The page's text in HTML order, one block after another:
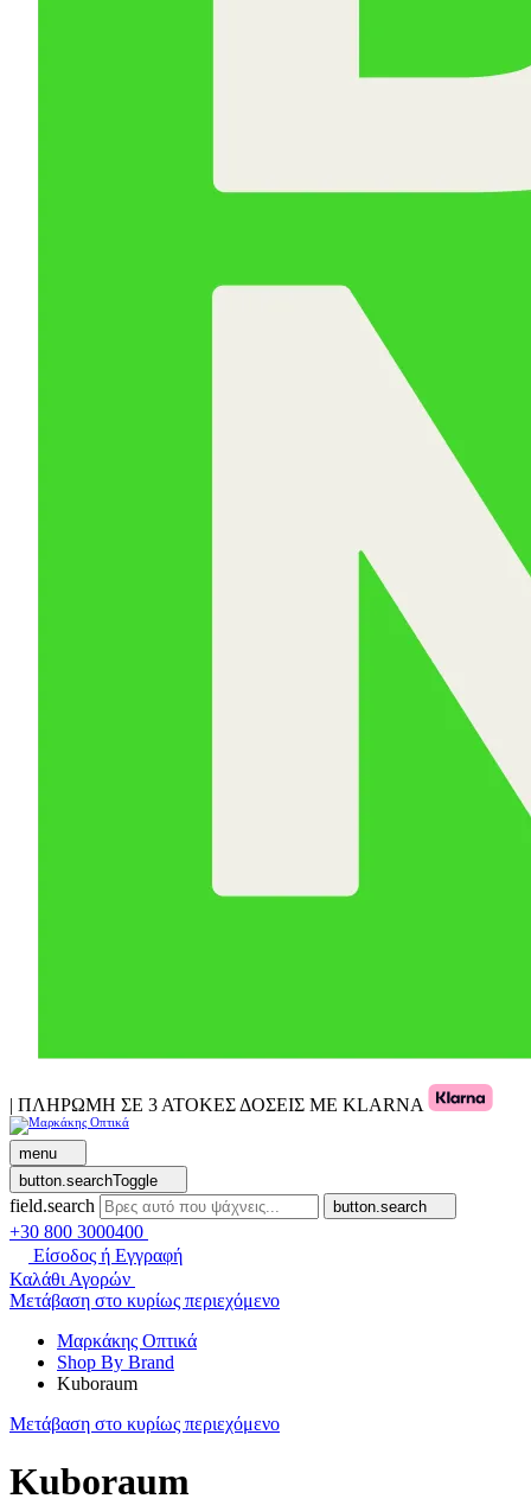
| ΠΛΗΡΩΜΗ ΣΕ 3 ΑΤΟΚΕΣ ΔΟΣΕΙΣ ΜΕ KLARNA
menu
button.searchToggle
field.search button.search
+30 800 3000400
Είσοδος ή Εγγραφή
Καλάθι Αγορών
Μετάβαση στο κυρίως περιεχόμενο
Μαρκάκης Οπτικά
Shop By Brand
Kuboraum
Μετάβαση στο κυρίως περιεχόμενο
Kuboraum